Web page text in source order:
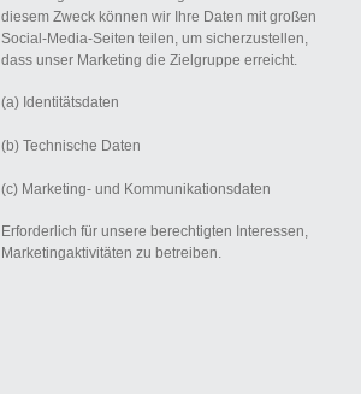
diesem Zweck können wir Ihre Daten mit großen
Social-Media-Seiten teilen, um sicherzustellen,
dass unser Marketing die Zielgruppe erreicht.
(a) Identitätsdaten
(b) Technische Daten
(c) Marketing- und Kommunikationsdaten
Erforderlich für unsere berechtigten Interessen,
Marketingaktivitäten zu betreiben.